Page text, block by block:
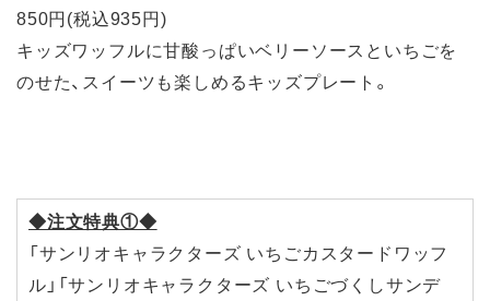
850円(税込935円)
キッズワッフルに甘酸っぱいベリーソースといちごを
のせた、スイーツも楽しめるキッズプレート。
◆注文特典①◆
「サンリオキャラクターズ いちごカスタードワッフ
ル」「サンリオキャラクターズ いちごづくしサンデ